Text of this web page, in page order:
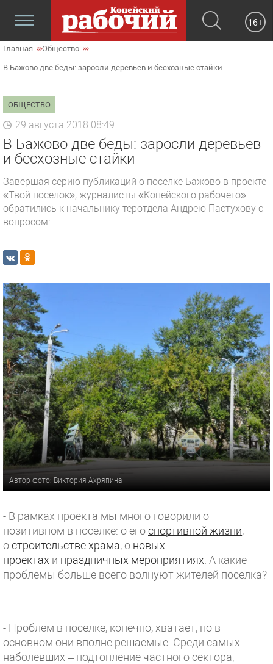
16+
Главная Общество
В Бажово две беды: заросли деревьев и бесхозные стайки
ОБЩЕСТВО
29 августа 2018 08:49
В Бажово две беды: заросли деревьев
и бесхозные стайки
Завершая серию публикаций о поселке Бажово в проекте
«Твой поселок», журналисты «Копейского рабочего»
обратились к начальнику теротдела Андрею Пастухову с
вопросом:
Автор фото: Виктория Ахряпина
- В рамках проекта мы много говорили о
позитивном в поселке: о егоспортивной жизни,
остроительстве храма, о новых
проектах и праздничных мероприятиях . А какие
проблемы больше всего волнуют жителей поселка?
- Проблем в поселке, конечно, хватает, но в
основном они вполне решаемые. Среди самых
наболевших – подтопление частного сектора,